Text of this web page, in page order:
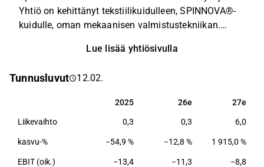
Yhtiö on kehittänyt tekstiilikuidulleen, SPINNOVA®-
kuidulle, oman mekaanisen valmistustekniikan.
liittyvää tutkimusta ja kehitystä sekä tarjoaa erilaisia
maailmanlaajuisesti, ja sen pääkonttori on
Lue lisää yhtiösivulla
Tunnusluvut 12.02.
2025 26e 27e
2025 26e 27e
Liikevaihto 0,3 0,3 6,0
kasvu-% −54,9 % −12,8 % 1 915,0 %
EBIT (oik.) −13,4 −11,3 −8,8